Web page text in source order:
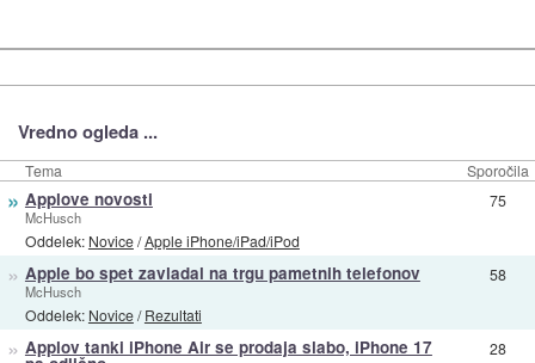
Vredno ogleda ...
Tema Sporočila
» Applove novosti
McHusch
Oddelek: Novice/Apple iPhone/iPad/iPod
75
» Apple bo spet zavladal na trgu pametnih telefonov
McHusch
Oddelek: Novice/Rezultati
58
» Applov tanki iPhone Air se prodaja slabo, iPhone 17 28